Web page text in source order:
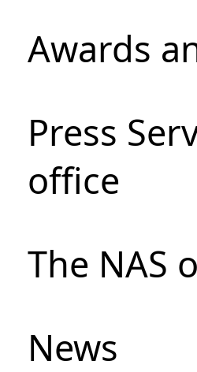
Awards
Press
office
The NAS
News